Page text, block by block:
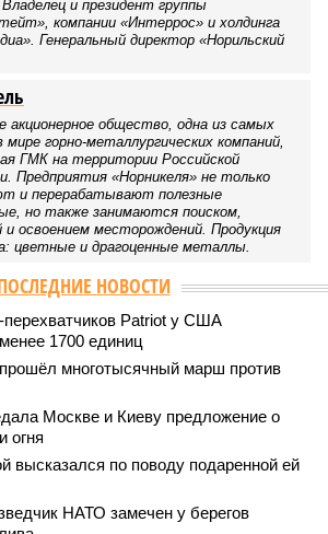
от уже сданного «Сказочного леса» пайщики ЖК
ждать от компании Capital Group начала
(изображение сгенерировано ИИ)
СВАО дольщики «Сказочного леса»
в мае 2026 года были получены
проектной документации и
комплекса в эксплуатацию –
станций метро южнее, на Люблинской
сказать, прямо противоположная.
Сюжет:Недвижимость